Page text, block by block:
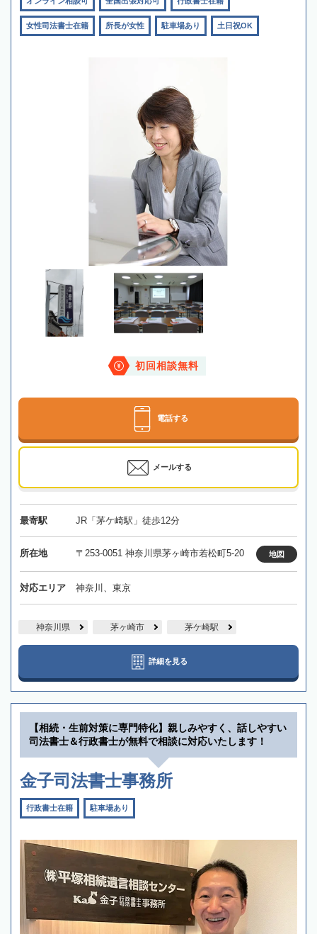
女性司法書士在籍 所長が女性 駐車場あり 土日祝OK
初回相談無料
電話する
メールする
最寄駅 JR「茅ケ崎駅」徒歩12分
所在地 〒253-0051 神奈川県茅ヶ崎市若松町5-20 地図
対応エリア 神奈川、東京
神奈川県 茅ヶ崎市 茅ケ崎駅
詳細を見る
【相続・生前対策に専門特化】親しみやすく、話しやすい
司法書士＆行政書士が無料で相談に対応いたします！
金子司法書士事務所
行政書士在籍 駐車場あり